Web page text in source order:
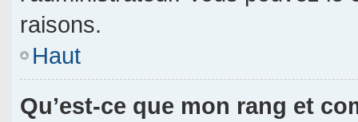
raisons.
Haut
Qu’est-ce que mon rang et